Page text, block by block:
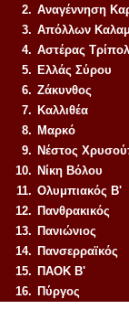
2. Αναγέννηση
3. Απόλλων
4. Αστέρας
5. Ελλάς Σύρου
6. Ζάκυνθος
7. Καλλιθέα
8. Μαρκό
9. Νέστος
10. Νίκη Βόλου
11. Ολυμπιακός Β'
12. Πανθρακικός
13. Πανιώνιος
14. Πανσερραϊκός
15. ΠΑΟΚ Β'
16. Πύργος